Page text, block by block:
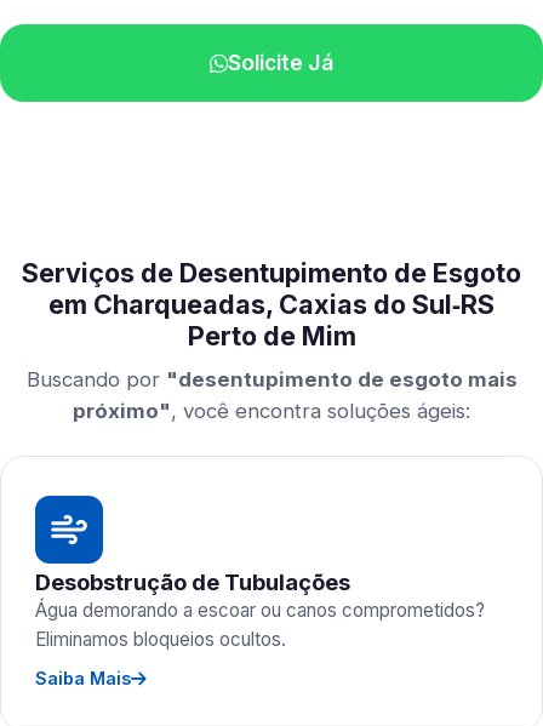
Solicite Já
Serviços de Desentupimento de Esgoto
em Charqueadas, Caxias do Sul‑RS
Perto de Mim
Buscando por "desentupimento de esgoto mais
próximo", você encontra soluções ágeis:
Desobstrução de Tubulações
Água demorando a escoar ou canos comprometidos?
Eliminamos bloqueios ocultos.
Saiba Mais